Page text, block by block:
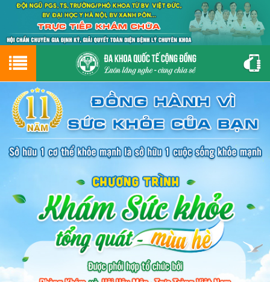
Hotline0243.9656.999tư vấn miễn phí
GIỚI THIỆU
GIỚI THIỆU VỀ PHÒNG KHÁM
CƠ SỞ VẬT CHẤT
ĐẶT HẸN LỊCH KHÁM
ĐƯỜNG TỚI PHÒNG KHÁM
PHỤ KHOA
BỆNH HẬU MÔN